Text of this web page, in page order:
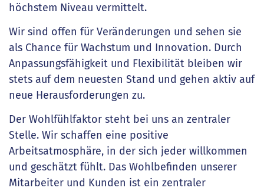
höchstem Niveau vermittelt.
Wir sind offen für Veränderungen und sehen sie
als Chance für Wachstum und Innovation. Durch
Anpassungsfähigkeit und Flexibilität bleiben wir
stets auf dem neuesten Stand und gehen aktiv auf
neue Herausforderungen zu.
Der Wohlfühlfaktor steht bei uns an zentraler
Stelle. Wir schaffen eine positive
Arbeitsatmosphäre, in der sich jeder willkommen
und geschätzt fühlt. Das Wohlbefinden unserer
Mitarbeiter und Kunden ist ein zentraler